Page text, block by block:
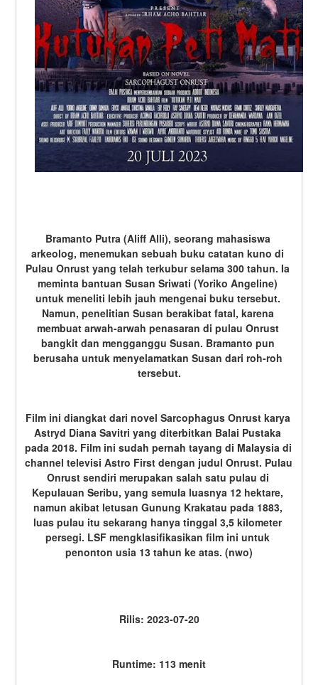
Bramanto Putra (Aliff Alli), seorang mahasiswa
arkeolog, menemukan sebuah buku catatan kuno di
Pulau Onrust yang telah terkubur selama 300 tahun. Ia
meminta bantuan Susan Sriwati (Yoriko Angeline)
untuk meneliti lebih jauh mengenai buku tersebut.
Namun, penelitian Susan berakibat fatal, karena
membuat arwah-arwah penasaran di pulau Onrust
bangkit dan mengganggu Susan. Bramanto pun
berusaha untuk menyelamatkan Susan dari roh-roh
tersebut.
Film ini diangkat dari novel Sarcophagus Onrust karya
Astryd Diana Savitri yang diterbitkan Balai Pustaka
pada 2018. Film ini sudah pernah tayang di Malaysia di
channel televisi Astro First dengan judul Onrust. Pulau
Onrust sendiri merupakan salah satu pulau di
Kepulauan Seribu, yang semula luasnya 12 hektare,
namun akibat letusan Gunung Krakatau pada 1883,
luas pulau itu sekarang hanya tinggal 3,5 kilometer
persegi. LSF mengklasifikasikan film ini untuk
penonton usia 13 tahun ke atas. (nwo)
Rilis: 2023-07-20
Runtime: 113 menit